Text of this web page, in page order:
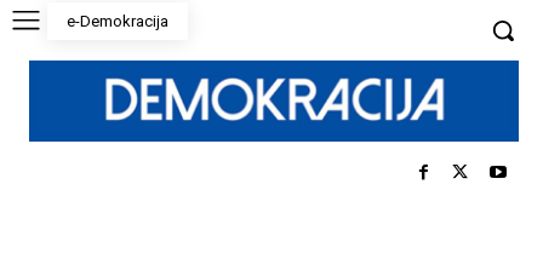
e-Demokracija